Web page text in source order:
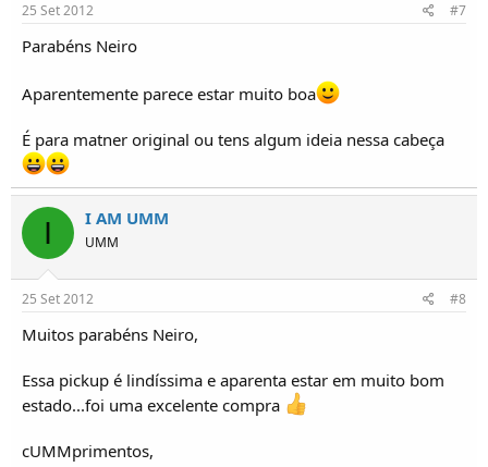
25 Set 2012 #7
Parabéns Neiro
Aparentemente parece estar muito boa
É para matner original ou tens algum ideia nessa cabeça
I I AM UMM
UMM
25 Set 2012 #8
Muitos parabéns Neiro,
Essa pickup é lindíssima e aparenta estar em muito bom
estado...foi uma excelente compra
cUMMprimentos,